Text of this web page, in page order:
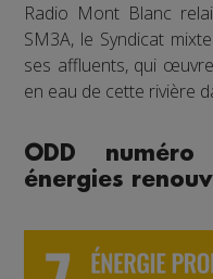
Radio Mont Blanc
SM3A, le Syndicat
ses affluents, qui
en eau de cette rivière
ODD
énergies